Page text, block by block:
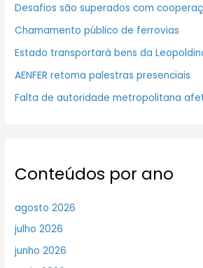
Desafios são superados com
Chamamento público de ferrovias
Estado transportará bens da
AENFER retoma palestras presenciais
Falta de autoridade metropolitana
Conteúdos por ano
agosto 2026
julho 2026
junho 2026